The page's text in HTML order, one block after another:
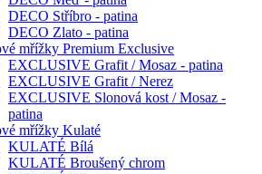
DECO Stříbro - patina
DECO Zlato - patina
mřížky Premium Exclusive
EXCLUSIVE Grafit / Mosaz - patina
EXCLUSIVE Grafit / Nerez
EXCLUSIVE Slonová kost / Mosaz -
patina
mřížky Kulaté
KULATÉ Bílá
KULATÉ Broušený chrom